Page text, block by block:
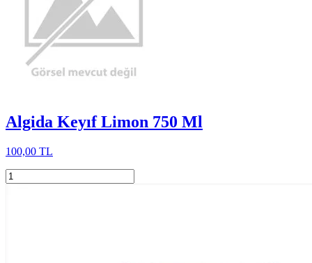
Algida Keyıf Limon 750 Ml
100,00 TL